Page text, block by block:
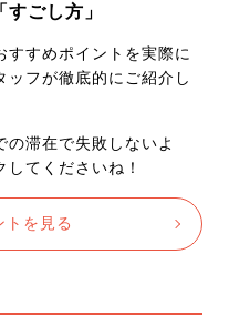
ごし方」
すすめポイントを実際に
ッフが徹底的にご紹介し
の滞在で失敗しないよ
てくださいね！
トを見る